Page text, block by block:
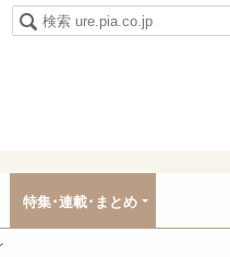
特集･連載･まとめ